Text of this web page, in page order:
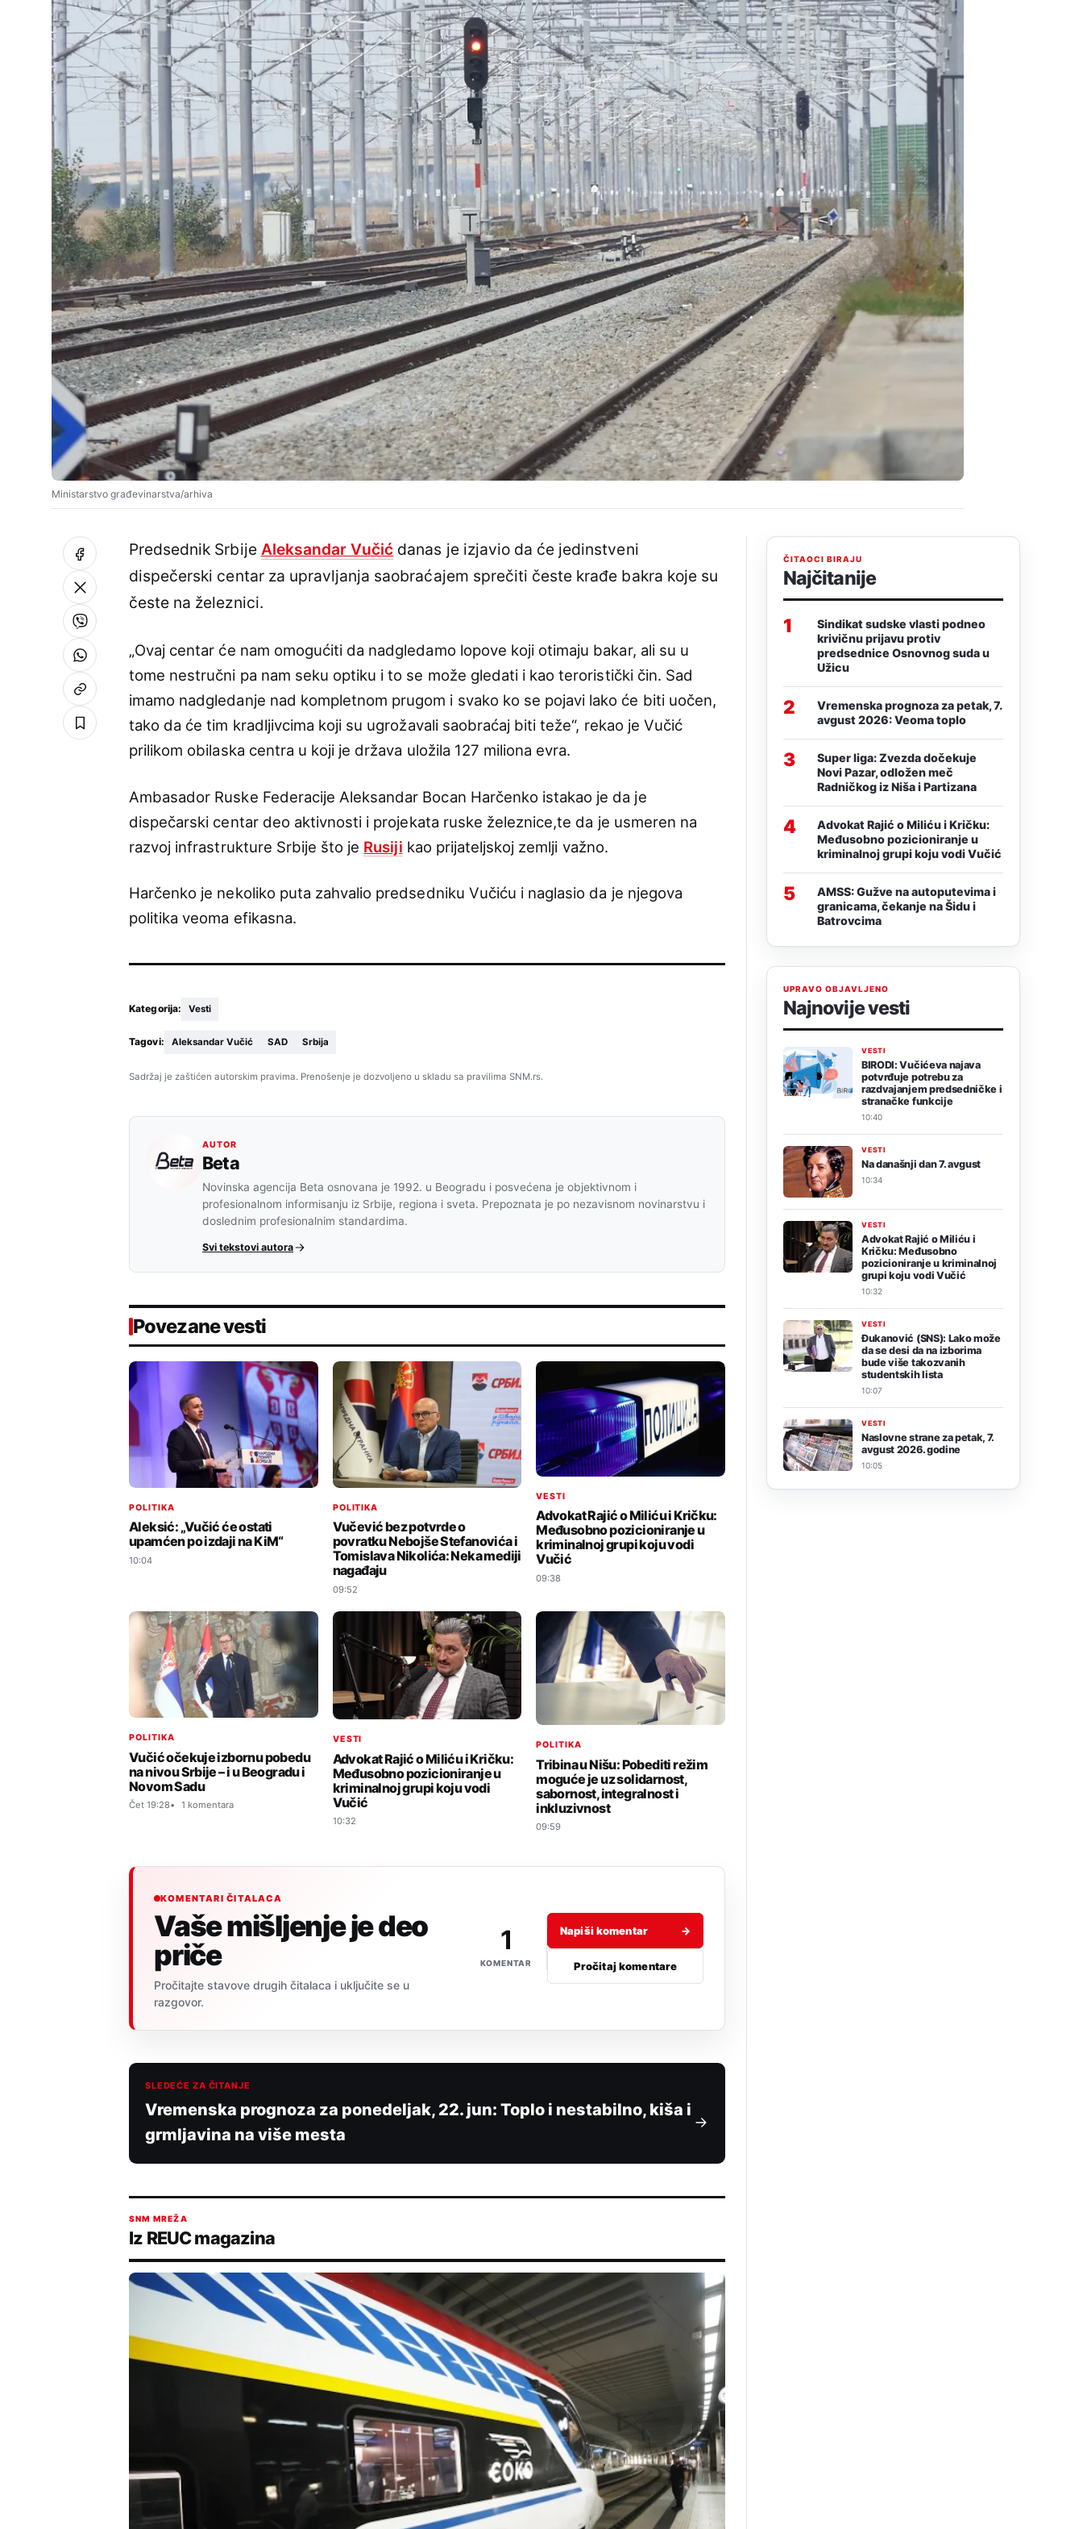
Ministarstvo građevinarstva/arhiva
Predsednik Srbije Aleksandar Vučić danas je izjavio da će jedinstveni
dispečerski centar za upravljanja saobraćajem sprečiti česte krađe bakra koje su
česte na železnici.
„Ovaj centar će nam omogućiti da nadgledamo lopove koji otimaju bakar, ali su u
tome nestručni pa nam seku optiku i to se može gledati i kao teroristički čin. Sad
imamo nadgledanje nad kompletnom prugom i svako ko se pojavi lako će biti uočen,
tako da će tim kradljivcima koji su ugrožavali saobraćaj biti teže“, rekao je Vučić
prilikom obilaska centra u koji je država uložila 127 miliona evra.
Ambasador Ruske Federacije Aleksandar Bocan Harčenko istakao je da je
dispečarski centar deo aktivnosti i projekata ruske železnice,te da je usmeren na
razvoj infrastrukture Srbije što je Rusiji kao prijateljskoj zemlji važno.
Harčenko je nekoliko puta zahvalio predsedniku Vučiću i naglasio da je njegova
politika veoma efikasna.
Kategorija: Vesti
Tagovi: Aleksandar Vučić SAD Srbija
Sadržaj je zaštićen autorskim pravima. Prenošenje je dozvoljeno u skladu sa pravilima SNM.rs.
AUTOR
Beta
Novinska agencija Beta osnovana je 1992. u Beogradu i posvećena je objektivnom i
profesionalnom informisanju iz Srbije, regiona i sveta. Prepoznata je po nezavisnom novinarstvu i
doslednim profesionalnim standardima.
Svi tekstovi autora
Povezane vesti
POLITIKA
Aleksić: „Vučić će ostati
upamćen po izdaji na KiM“
10:04
POLITIKA
Vučević bez potvrde o
povratku Nebojše Stefanovića i
Tomislava Nikolića: Neka mediji
nagađaju
09:52
VESTI
Advokat Rajić o Miliću i Kričku:
Međusobno pozicioniranje u
kriminalnoj grupi koju vodi
Vučić
09:38
POLITIKA
Vučić očekuje izbornu pobedu
na nivou Srbije – i u Beogradu i
Novom Sadu
Čet 19:28 1 komentara
VESTI
Advokat Rajić o Miliću i Kričku:
Međusobno pozicioniranje u
kriminalnoj grupi koju vodi
Vučić
10:32
POLITIKA
Tribina u Nišu: Pobediti režim
moguće je uz solidarnost,
sabornost, integralnost i
inkluzivnost
09:59
KOMENTARI ČITALACA
Vaše mišljenje je deo
priče
Pročitajte stavove drugih čitalaca i uključite se u
razgovor.
1
KOMENTAR
Napiši komentar →
Pročitaj komentare
SLEDEĆE ZA ČITANJE
Vremenska prognoza za ponedeljak, 22. jun: Toplo i nestabilno, kiša i
grmljavina na više mesta
SNM MREŽA
Iz REUC magazina
ČITAOCI BIRAJU
Najčitanije
1
Sindikat sudske vlasti podneo
krivičnu prijavu protiv
predsednice Osnovnog suda u
Užicu
2
Vremenska prognoza za petak, 7.
avgust 2026: Veoma toplo
3
Super liga: Zvezda dočekuje
Novi Pazar, odložen meč
Radničkog iz Niša i Partizana
4
Advokat Rajić o Miliću i Kričku:
Međusobno pozicioniranje u
kriminalnoj grupi koju vodi Vučić
5
AMSS: Gužve na autoputevima i
granicama, čekanje na Šidu i
Batrovcima
UPRAVO OBJAVLJENO
Najnovije vesti
VESTI
BIRODI: Vučićeva najava
potvrđuje potrebu za
razdvajanjem predsedničke i
stranačke funkcije
10:40
VESTI
Na današnji dan 7. avgust
10:34
VESTI
Advokat Rajić o Miliću i
Kričku: Međusobno
pozicioniranje u kriminalnoj
grupi koju vodi Vučić
10:32
VESTI
Đukanović (SNS): Lako može
da se desi da na izborima
bude više takozvanih
studentskih lista
10:07
VESTI
Naslovne strane za petak, 7.
avgust 2026. godine
10:05